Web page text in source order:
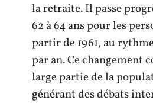
la retraite. Il passe
62 à 64 ans pour les
partir de 1961, au
par an. Ce changement
large partie de la
générant des débats